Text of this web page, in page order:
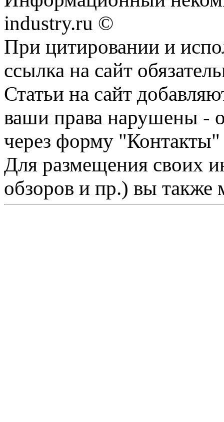
industry.ru ©
При цитировании и
ссылка на сайт
Статьи на сайт
ваши права нарушены -
через форму "Контакты"
Для размещения своих
обзоров и пр.) вы также